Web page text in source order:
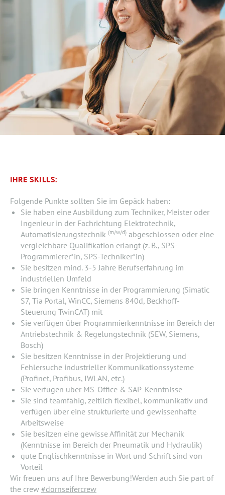
IHRE SKILLS:
Folgende Punkte sollten Sie im Gepäck haben:
Sie haben eine Ausbildung zum Techniker, Meister oder
Ingenieur in der Fachrichtung Elektrotechnik,
Automatisierungstechnik (m/w/d)abgeschlossen oder eine
vergleichbare Qualifikation erlangt (z. B., SPS-
Programmierer*in, SPS-Techniker*in)
Sie besitzen mind. 3-5 Jahre Berufserfah­rung im
industriellen Umfeld
Sie bringen Kenntnisse in der Programmierung (Simatic
S7, Tia Portal, WinCC, Siemens 840d, Beckhoff-
Steuerung TwinCAT) mit
Sie verfügen über Programmierkenntnisse im Bereich der
Antriebstechnik & Regelungstechnik (SEW, Siemens,
Bosch)
Sie besitzen Kenntnisse in der Projektierung und
Fehlersuche industrieller Kommunikationssysteme
(Profinet, Profibus, IWLAN, etc.)
Sie verfügen über MS-Office & SAP-Kennt­nisse
Sie sind teamfähig, zeitlich flexibel, kommunikativ und
verfügen über eine strukturierte und gewissenhafte
Arbeitsweise
Sie besitzen eine gewisse Affinität zur Mechanik
(Kenntnisse im Bereich der Pneumatik und Hydraulik)
gute Englischkenntnisse in Wort und Schrift sind von
Vorteil
Wir freuen uns auf Ihre Bewerbung!Werden auch Sie part of
the crew #dornseifercrew